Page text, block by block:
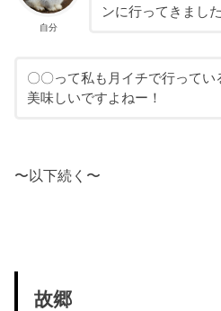
自分
ンに行ってきました
〇〇って私も月イチで行ってい
美味しいですよねー！
〜以下続く〜
故郷